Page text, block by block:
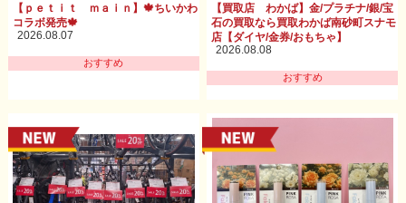
【ｐｅｔｉｔ ｍａｉｎ】🍁ちいかわ
コラボ発売🍁
2026.08.07
おすすめ
【買取店 わかば】金/プラチナ/銀/宝
石の買取なら買取わかば南砂町スナモ
店【ダイヤ/金券/おもちゃ】
2026.08.08
おすすめ